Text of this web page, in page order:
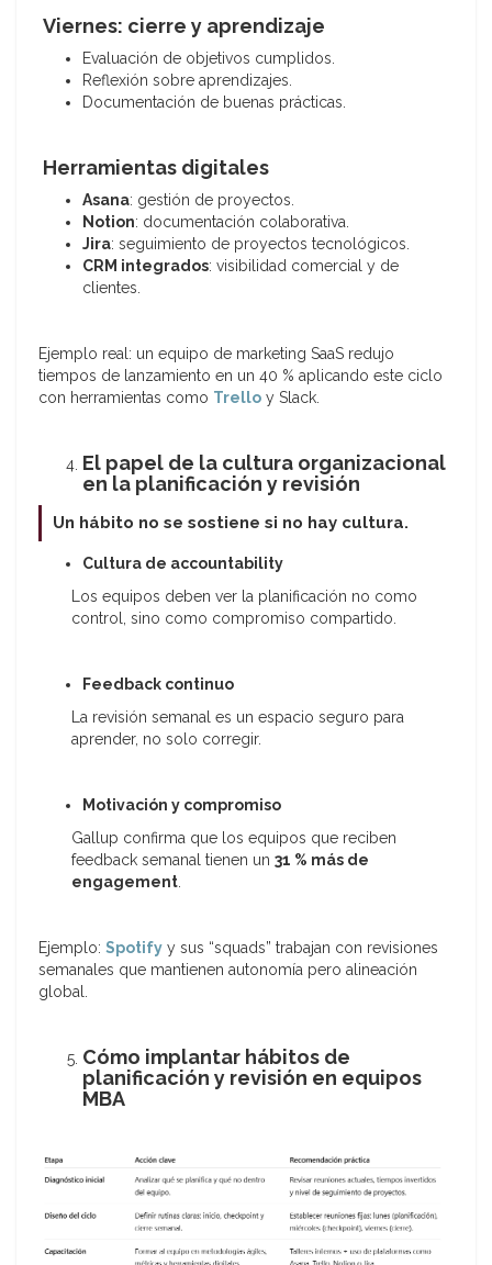
Viernes: cierre y aprendizaje
Evaluación de objetivos cumplidos.
Reflexión sobre aprendizajes.
Documentación de buenas prácticas.
Herramientas digitales
Asana: gestión de proyectos.
Notion: documentación colaborativa.
Jira: seguimiento de proyectos tecnológicos.
CRM integrados: visibilidad comercial y de
clientes.
Ejemplo real: un equipo de marketing SaaS redujo
tiempos de lanzamiento en un 40 % aplicando este ciclo
con herramientas como Trello y Slack.
El papel de la cultura organizacional
en la planificación y revisión
Un hábito no se sostiene si no hay cultura.
Cultura de accountability
Los equipos deben ver la planificación no como
control, sino como compromiso compartido.
Feedback continuo
La revisión semanal es un espacio seguro para
aprender, no solo corregir.
Motivación y compromiso
Gallup confirma que los equipos que reciben
feedback semanal tienen un 31 % más de
engagement.
Ejemplo: Spotify y sus “squads” trabajan con revisiones
semanales que mantienen autonomía pero alineación
global.
Cómo implantar hábitos de
planificación y revisión en equipos
MBA